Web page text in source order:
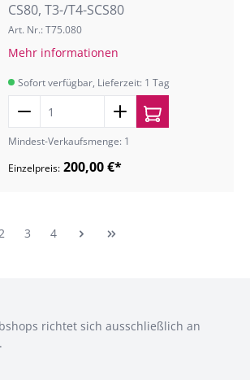
CS80, T3-/T4-SCS80
Art. Nr.: T75.080
Mehr informationen
Sofort verfügbar, Lieferzeit: 1 Tag
Mindest-Verkaufsmenge: 1
Einzelpreis: 200,00 €*
2 3 4
richtet sich ausschließlich an